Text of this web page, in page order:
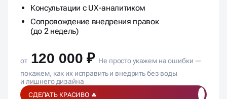
Консультации с UX-аналитиком
Сопровождение внедрения правок
(до 2 недель)
от 120 000 ₽ Не просто укажем на ошибки —
покажем, как их исправить и внедрить без воды
и лишнего дизайна
СДЕЛАТЬ КРАСИВО 🔥